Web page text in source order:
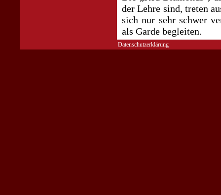
der Lehre sind, treten
sich nur sehr schwer
als Garde begleiten.
Datenschutzerklärung